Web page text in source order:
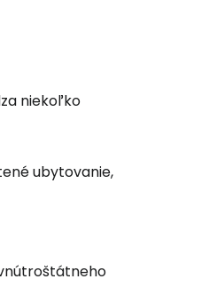
niekoľko
ubytovanie,